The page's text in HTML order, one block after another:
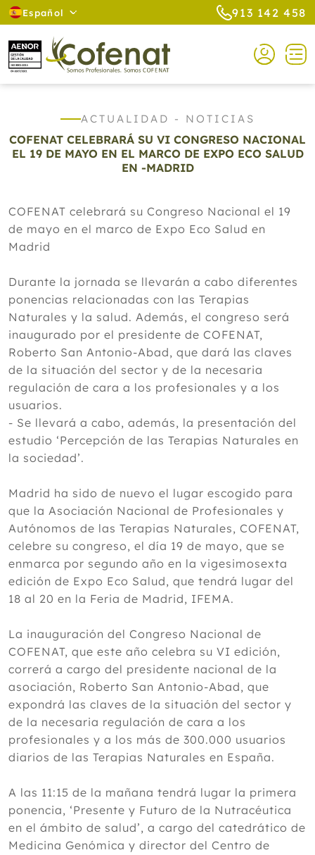
Español 913 142 458
ACTUALIDAD - NOTICIAS
COFENAT CELEBRARÁ SU VI CONGRESO NACIONAL
EL 19 DE MAYO EN EL MARCO DE EXPO ECO SALUD
EN -MADRID
COFENAT celebrará su Congreso Nacional el 19
de mayo en el marco de Expo Eco Salud en
Madrid
Durante la jornada se llevarán a cabo diferentes
ponencias relacionadas con las Terapias
Naturales y la salud. Además, el congreso será
inaugurado por el presidente de COFENAT,
Roberto San Antonio-Abad, que dará las claves
de la situación del sector y de la necesaria
regulación de cara a los profesionales y a los
usuarios.
- Se llevará a cabo, además, la presentación del
estudio ‘Percepción de las Terapias Naturales en
la sociedad’.
Madrid ha sido de nuevo el lugar escogido para
que la Asociación Nacional de Profesionales y
Autónomos de las Terapias Naturales, COFENAT,
celebre su congreso, el día 19 de mayo, que se
enmarca por segundo año en la vigesimosexta
edición de Expo Eco Salud, que tendrá lugar del
18 al 20 en la Feria de Madrid, IFEMA.
La inauguración del Congreso Nacional de
COFENAT, que este año celebra su VI edición,
correrá a cargo del presidente nacional de la
asociación, Roberto San Antonio-Abad, que
expondrá las claves de la situación del sector y
de la necesaria regulación de cara a los
profesionales y a los más de 300.000 usuarios
diarios de las Terapias Naturales en España.
A las 11:15 de la mañana tendrá lugar la primera
ponencia, ‘Presente y Futuro de la Nutracéutica
en el ámbito de salud’, a cargo del catedrático de
Medicina Genómica y director del Centro de